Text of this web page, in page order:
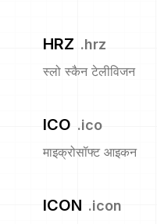
HRZ .hrz
स्लो स्कैन टेलीविजन
ICO .ico
माइक्रोसॉफ्ट आइकन
ICON .icon